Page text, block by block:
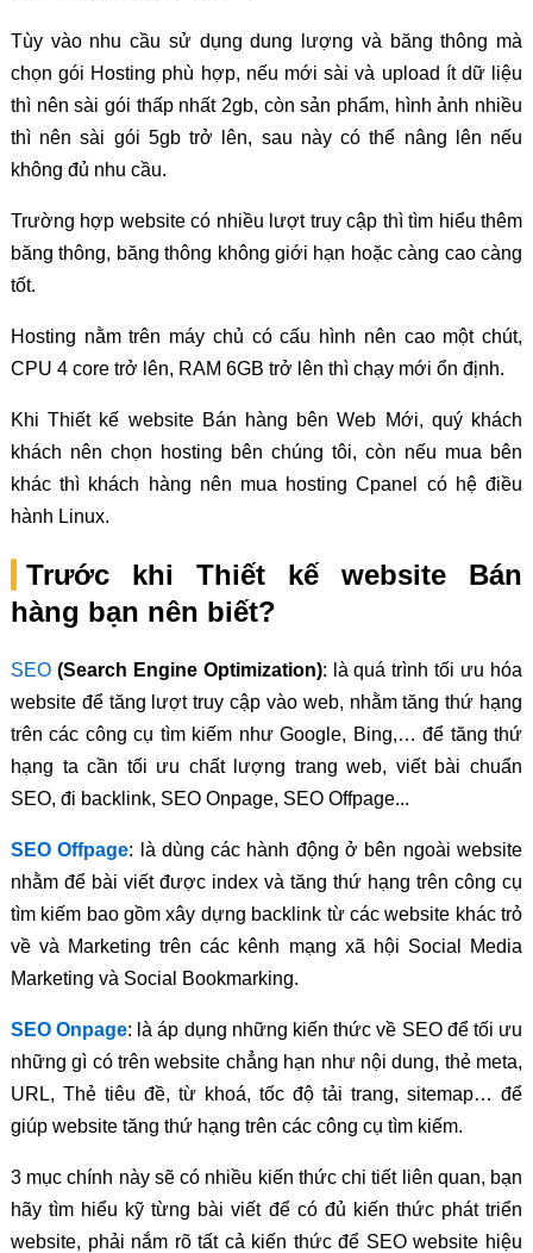
Tùy vào nhu cầu sử dụng dung lượng và băng thông mà
chọn gói Hosting phù hợp, nếu mới sài và upload ít dữ liệu
thì nên sài gói thấp nhất 2gb, còn sản phẩm, hình ảnh nhiều
thì nên sài gói 5gb trở lên, sau này có thể nâng lên nếu
không đủ nhu cầu.
Trường hợp website có nhiều lượt truy cập thì tìm hiểu thêm
băng thông, băng thông không giới hạn hoặc càng cao càng
tốt.
Hosting nằm trên máy chủ có cấu hình nên cao một chút,
CPU 4 core trở lên, RAM 6GB trở lên thì chạy mới ổn định.
Khi Thiết kế website Bán hàng bên Web Mới, quý khách
khách nên chọn hosting bên chúng tôi, còn nếu mua bên
khác thì khách hàng nên mua hosting Cpanel có hệ điều
hành Linux.
Trước khi Thiết kế website Bán
hàng bạn nên biết?
SEO(Search Engine Optimization): là quá trình tối ưu hóa
website để tăng lượt truy cập vào web, nhằm tăng thứ hạng
trên các công cụ tìm kiếm như Google, Bing,… để tăng thứ
hạng ta cần tối ưu chất lượng trang web, viết bài chuẩn
SEO, đi backlink, SEO Onpage, SEO Offpage...
SEO Offpage: là dùng các hành động ở bên ngoài website
nhằm để bài viết được index và tăng thứ hạng trên công cụ
tìm kiếm bao gồm xây dựng backlink từ các website khác trỏ
về và Marketing trên các kênh mạng xã hội Social Media
Marketing và Social Bookmarking.
SEO Onpage: là áp dụng những kiến thức về SEO để tối ưu
những gì có trên website chẳng hạn như nội dung, thẻ meta,
URL, Thẻ tiêu đề, từ khoá, tốc độ tải trang, sitemap… để
giúp website tăng thứ hạng trên các công cụ tìm kiếm.
3 mục chính này sẽ có nhiều kiến thức chi tiết liên quan, bạn
hãy tìm hiểu kỹ từng bài viết để có đủ kiến thức phát triển
website, phải nắm rõ tất cả kiến thức để SEO website hiệu